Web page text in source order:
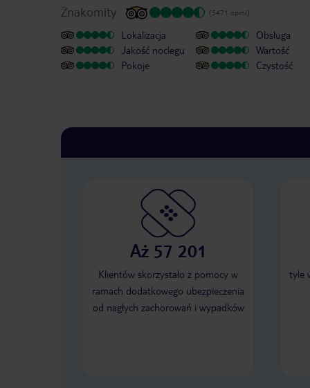
Znakomity (5471 opinii)
Lokalizacja
Jakość noclegu
Pokoje
Obsługa
Wartość
Czystość
Aż 57 201
Klientów skorzystało z pomocy w
ramach dodatkowego ubezpieczenia
od nagłych zachorowań i wypadków
tyle